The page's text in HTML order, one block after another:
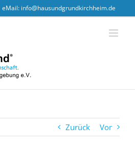
eMail: info@hausundgrundkirchheim.de
Zurück Vor